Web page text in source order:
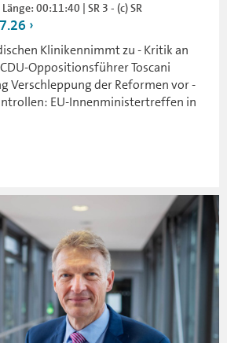
00:11:40 | SR 3 - (c) SR
Klinikennimmt zu - Kritik an
Oppositionsführer Toscani
Verschleppung der Reformen vor -
EU-Innenministertreffen in